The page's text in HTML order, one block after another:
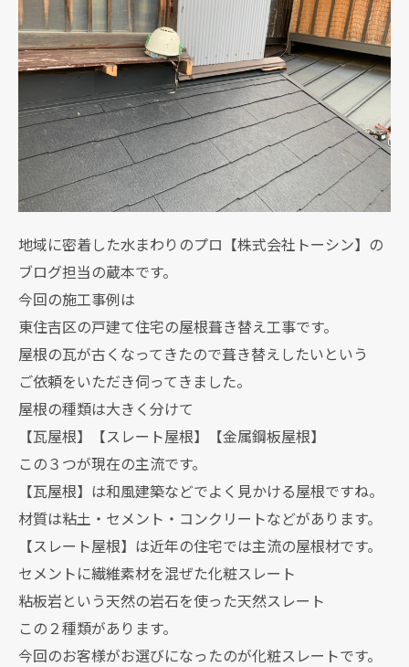
地域に密着した水まわりのプロ【株式会社トーシン】の
ブログ担当の蔵本です。
今回の施工事例は
東住吉区の戸建て住宅の屋根葺き替え工事です。
屋根の瓦が古くなってきたので葺き替えしたいという
ご依頼をいただき伺ってきました。
屋根の種類は大きく分けて
【瓦屋根】【スレート屋根】【金属鋼板屋根】
この３つが現在の主流です。
【瓦屋根】は和風建築などでよく見かける屋根ですね。
材質は粘土・セメント・コンクリートなどがあります。
【スレート屋根】は近年の住宅では主流の屋根材です。
セメントに繊維素材を混ぜた化粧スレート
粘板岩という天然の岩石を使った天然スレート
この２種類があります。
今回のお客様がお選びになったのが化粧スレートです。